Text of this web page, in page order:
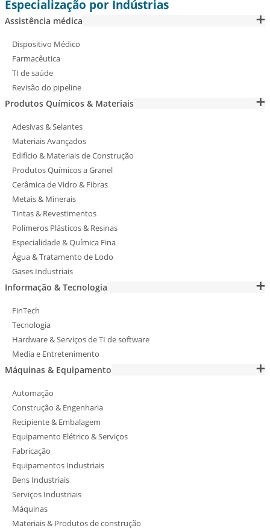
Especialização por Indústrias
Assistência médica
Dispositivo Médico
Farmacêutica
TI de saúde
Revisão do pipeline
Produtos Químicos & Materiais
Adesivas & Selantes
Materiais Avançados
Edifício & Materiais de Construção
Produtos Químicos a Granel
Cerâmica de Vidro & Fibras
Metais & Minerais
Tintas & Revestimentos
Polímeros Plásticos & Resinas
Especialidade & Química Fina
Água & Tratamento de Lodo
Gases Industriais
Informação & Tecnologia
FinTech
Tecnologia
Hardware & Serviços de TI de software
Media e Entretenimento
Máquinas & Equipamento
Automação
Construção & Engenharia
Recipiente & Embalagem
Equipamento Elétrico & Serviços
Fabricação
Equipamentos Industriais
Bens Industriais
Serviços Industriais
Máquinas
Materiais & Produtos de construção